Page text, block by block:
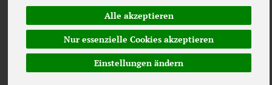
Alle akzeptieren
Nur essenzielle Cookies akzeptieren
Einstellungen ändern
Merkmale